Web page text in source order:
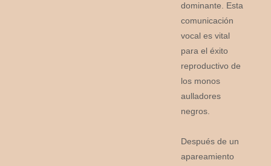
dominante. Esta
comunicación
vocal es vital
para el éxito
reproductivo de
los monos
aulladores
negros.
Después de un
apareamiento